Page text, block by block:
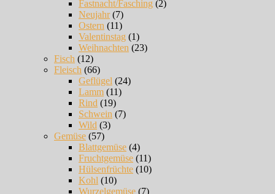
Fastnacht/Fasching (2)
Neujahr(7)
Ostern (11)
Valentinstag (1)
Weihnachten (23)
Fisch (12)
Fleisch (66)
Geflügel (24)
Lamm (11)
Rind (19)
Schwein (7)
Wild (3)
Gemüse (57)
Blattgemüse (4)
Fruchtgemüse (11)
Hülsenfrüchte (10)
Kohl (10)
Wurzelgemüse (7)